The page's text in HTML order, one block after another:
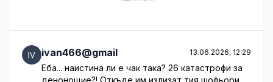
ivan466@gmail 13.06.2026, 12:29
Еба... наистина ли е чак така? 26 катастрофи за
денонощие?! Откъде им излизат тия шофьори,